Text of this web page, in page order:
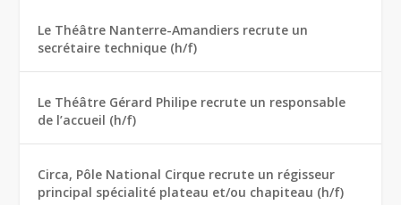
Le Théâtre Nanterre-Amandiers recrute un
secrétaire technique (h/f)
Le Théâtre Gérard Philipe recrute un responsable
de l’accueil (h/f)
Circa, Pôle National Cirque recrute un régisseur
principal spécialité plateau et/ou chapiteau (h/f)